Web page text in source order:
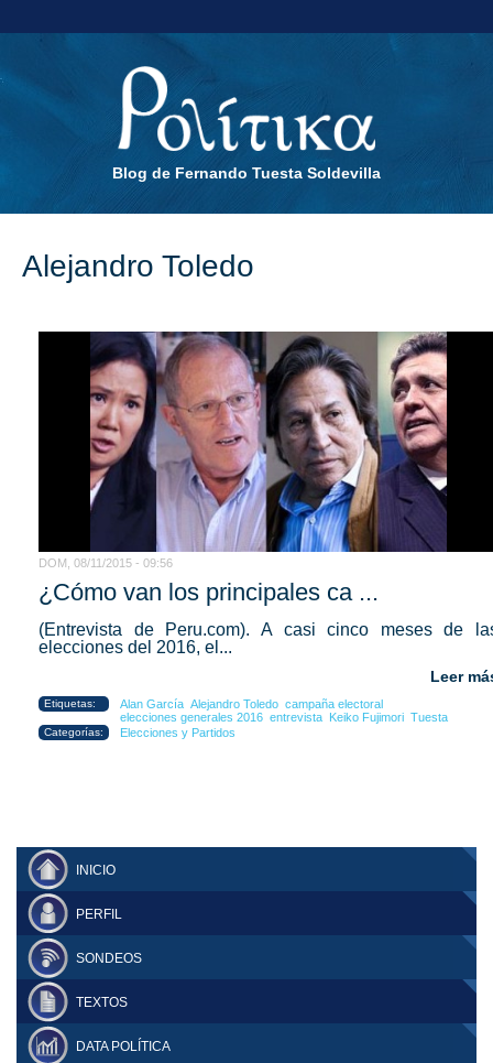
Blog de Fernando Tuesta Soldevilla
Alejandro Toledo
DOM, 08/11/2015 - 09:56
¿Cómo van los principales ca ...
(Entrevista de Peru.com). A casi cinco meses de
elecciones del 2016, el...
Leer
Etiquetas: Alan García Alejandro Toledo campaña electoral
elecciones generales 2016 entrevista Keiko Fujimori Tuesta
Categorías: Elecciones y Partidos
INICIO
PERFIL
SONDEOS
TEXTOS
DATA POLÍTICA